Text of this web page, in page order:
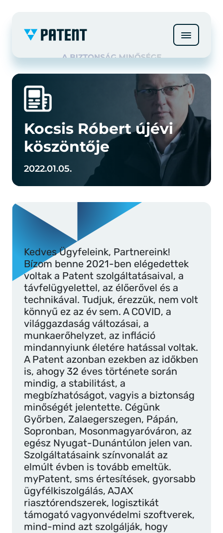
Kocsis Róbert újévi
köszöntője
2022.01.05.
Kedves Ügyfeleink, Partnereink!
Bízom benne 2021-ben elégedettek
voltak a Patent szolgáltatásaival, a
távfelügyelettel, az élőerővel és a
technikával. Tudjuk, érezzük, nem volt
könnyű ez az év sem. A COVID, a
világgazdaság változásai, a
munkaerőhelyzet, az infláció
mindannyiunk életére hatással voltak.
A Patent azonban ezekben az időkben
is, ahogy 32 éves története során
mindig, a stabilitást, a
megbízhatóságot, vagyis a biztonság
minőségét jelentette. Cégünk
Győrben, Zalaegerszegen, Pápán,
Sopronban, Mosonmagyaróváron, az
egész Nyugat-Dunántúlon jelen van.
Szolgáltatásaink színvonalát az
elmúlt évben is tovább emeltük.
myPatent, sms értesítések, gyorsabb
ügyfélkiszolgálás, AJAX
riasztórendszerek, logisztikát
támogató vagyonvédelmi szoftverek,
mind-mind azt szolgálják, hogy